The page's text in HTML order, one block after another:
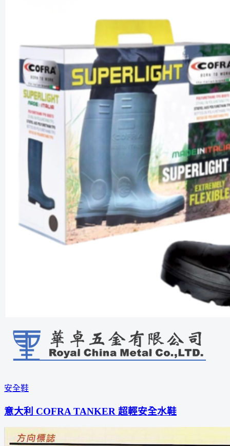
安全鞋
意大利 COFRA TANKER 超輕安全水鞋